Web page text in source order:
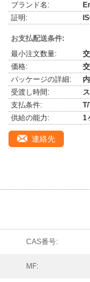
ブランド名:
証明:
お支払配送条件:
最小注文数量:
価格:
パッケージの詳細:
受渡し時間:
支払条件:
供給の能力:
1
連絡先
CAS番号:
MF: